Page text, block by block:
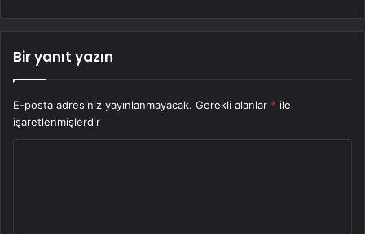
Bir yanıt yazın
E-posta adresiniz yayınlanmayacak. Gerekli alanlar * ile
işaretlenmişlerdir